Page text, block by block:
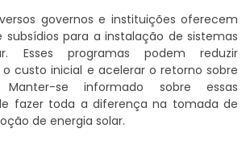
governos e instituições oferecem
subsídios para a instalação de sistemas
Esses programas podem reduzir
custo inicial e acelerar o retorno sobre
se informado sobre essas
fazer toda a diferença na tomada de
de energia solar.